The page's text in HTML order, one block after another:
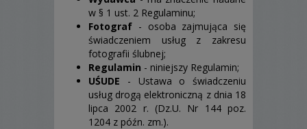
w § 1 ust. 2 Regulaminu;
Fotograf - osoba zajmująca się
świadczeniem usług z zakresu
fotografii ślubnej;
Regulamin - niniejszy Regulamin;
UŚUDE - Ustawa o świadczeniu
usług drogą elektroniczną z dnia 18
lipca 2002 r. (Dz.U. Nr 144 poz.
1204 z późn. zm.).